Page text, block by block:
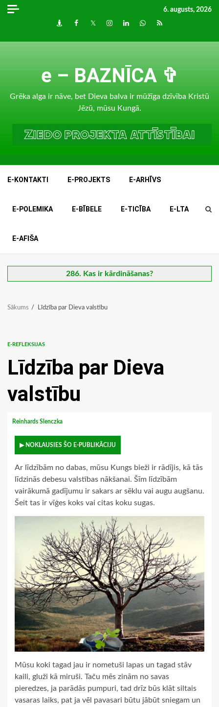
Skip
6. augusts, 2026
DraugiemFacebook
TwitterInstagram
LinkedInwhatsapp
RSS
e – BAZNĪCA ✞
Grēka alga ir nāve, bet Dieva balva ir mūžīga dzīvība Kristū
Jēzū, mūsu Kungā.
E-KONTAKTI E-PROJEKTS E-ARHĪVS
E-POLEMIKA E-BĪBELE E-TICĪBA E-LTA
E-AFIŠA
286. Kas ir kārdināšanas?
Sākums Līdzība par Dieva valstību
E-REFLEKSIJAS
Līdzība par Dieva
valstību
Reinhards Slenczka
▶ NOKLAUSIES ŠO E-PUBLIKĀCIJU
Ar līdzībām no dabas, mūsu Kungs bieži ir rādījis, kā tās
līdzinās debesu valstības nākšanai. Šīm līdzībām
vairākumā gadījumu ir sakars ar sēklu vai augu augšanu.
Šeit tas ir vīģes koks vai citas koku sugas.
Mūsu koki tagad jau ir nometuši lapas un tagad stāv
kaili, gluži kā miruši. Taču mēs zinām no savas
pieredzes, ja parādās pumpuri, tad drīz būs klāt siltais
vasaras laiks, pat ja vēl pavasari būtu jābūt sniegam un